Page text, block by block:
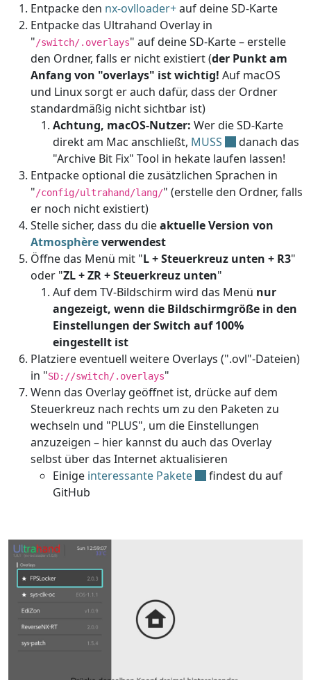
Entpacke den nx-ovlloader+auf deine SD-Karte
Entpacke das Ultrahand Overlay in
"/switch/.overlays" auf deine SD-Karte – erstelle
den Ordner, falls er nicht existiert (der Punkt am
Anfang von "overlays" ist wichtig! Auf macOS
und Linux sorgt er auch dafür, dass der Ordner
standardmäßig nicht sichtbar ist)
Achtung, macOS-Nutzer: Wer die SD-Karte
direkt am Mac anschließt, MUSS
danach das
"Archive Bit Fix" Tool in hekate laufen lassen!
Entpacke optional die zusätzlichen Sprachen in
"/config/ultrahand/lang/" (erstelle den Ordner, falls
er noch nicht existiert)
Stelle sicher, dass du dieaktuelle Version von
Atmosphèreverwendest
Öffne das Menü mit "L + Steuerkreuz unten + R3"
oder "ZL + ZR + Steuerkreuz unten"
Auf dem TV-Bildschirm wird das Menü nur
angezeigt, wenn die Bildschirmgröße in den
Einstellungen der Switch auf 100%
eingestellt ist
Platziere eventuell weitere Overlays (".ovl"-Dateien)
in "SD://switch/.overlays"
Wenn das Overlay geöffnet ist, drücke auf dem
Steuerkreuz nach rechts um zu den Paketen zu
wechseln und "PLUS", um die Einstellungen
anzuzeigen – hier kannst du auch das Overlay
selbst über das Internet aktualisieren
Einige interessante Pakete
findest du auf
GitHub